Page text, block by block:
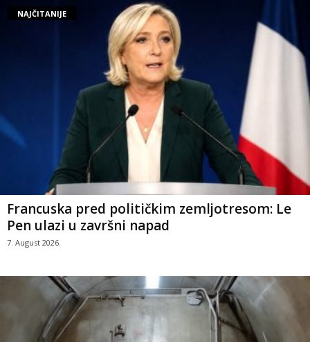
NAJČITANIJE
Francuska pred političkim zemljotresom: Le
Pen ulazi u završni napad
7. August 2026.